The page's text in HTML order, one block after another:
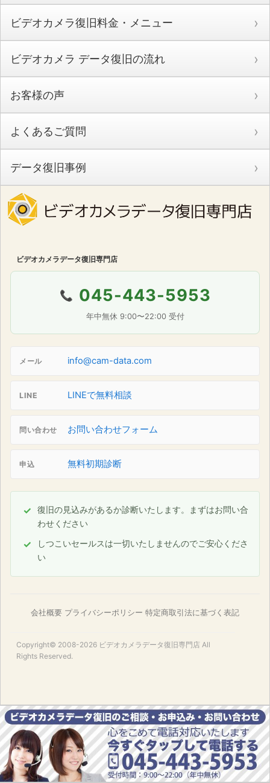
ビデオカメラ復旧料金・メニュー
ビデオカメラ データ復旧の流れ
お客様の声
よくあるご質問
データ復旧事例
ビデオカメラデータ復旧専門店
📞 045-443-5953
年中無休 9:00〜22:00 受付
メール info@cam-data.com
LINE LINEで無料相談
問い合わせ お問い合わせフォーム
申込 無料初期診断
復旧の見込みがあるか診断いたします。まずはお問い合
わせください
しつこいセールスは一切いたしませんのでご安心くださ
い
会社概要 プライバシーポリシー 特定商取引法に基づく表記
Copyright© 2008-2026 ビデオカメラデータ復旧専門店 All
Rights Reserved.